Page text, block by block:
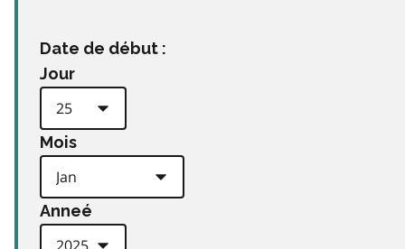
Date de début :
Jour
Mois
Anneé